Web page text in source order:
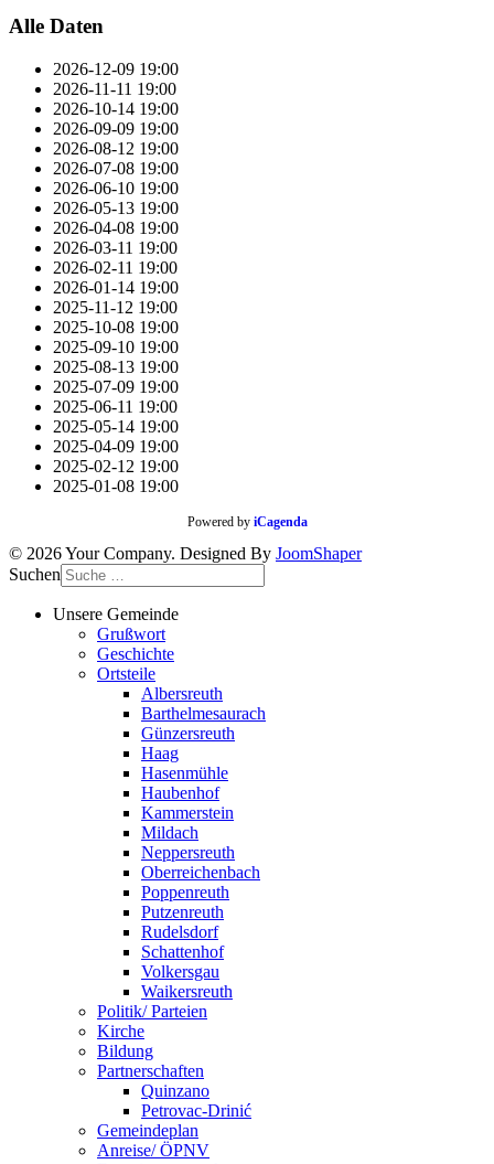
Alle Daten
2026-12-09 19:00
2026-11-11 19:00
2026-10-14 19:00
2026-09-09 19:00
2026-08-12 19:00
2026-07-08 19:00
2026-06-10 19:00
2026-05-13 19:00
2026-04-08 19:00
2026-03-11 19:00
2026-02-11 19:00
2026-01-14 19:00
2025-11-12 19:00
2025-10-08 19:00
2025-09-10 19:00
2025-08-13 19:00
2025-07-09 19:00
2025-06-11 19:00
2025-05-14 19:00
2025-04-09 19:00
2025-02-12 19:00
2025-01-08 19:00
Powered by iCagenda
© 2026 Your Company. Designed By JoomShaper
Suchen
Unsere Gemeinde
Grußwort
Geschichte
Ortsteile
Albersreuth
Barthelmesaurach
Günzersreuth
Haag
Hasenmühle
Haubenhof
Kammerstein
Mildach
Neppersreuth
Oberreichenbach
Poppenreuth
Putzenreuth
Rudelsdorf
Schattenhof
Volkersgau
Waikersreuth
Politik/ Parteien
Kirche
Bildung
Partnerschaften
Quinzano
Petrovac-Drinić
Gemeindeplan
Anreise/ ÖPNV